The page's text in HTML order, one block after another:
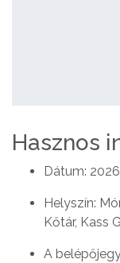
Hasznos
Dátum:
Helyszín:
Kőtár, Kass
A